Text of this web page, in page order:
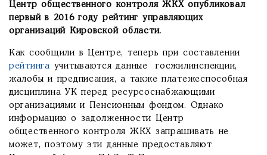
Центр общественного контроля ЖКХ опубликовал
первый в 2016 году рейтинг управляющих
организаций Кировской области.
Как сообщили в Центре, теперь при составлении
рейтинга учитываются данные госжилинспекции,
жалобы и предписания, а также платежеспособная
дисциплина УК перед ресурсоснабжающими
организациями и Пенсионным фондом. Однако
информацию о задолженности Центр
общественного контроля ЖКХ запрашивать не
может, поэтому эти данные предоставляют